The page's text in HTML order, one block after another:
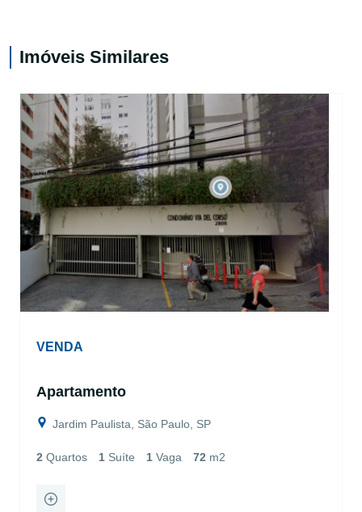
Imóveis Similares
VENDA
Apartamento
Jardim Paulista, São Paulo, SP
2 Quartos 1 Suíte 1 Vaga 72 m2